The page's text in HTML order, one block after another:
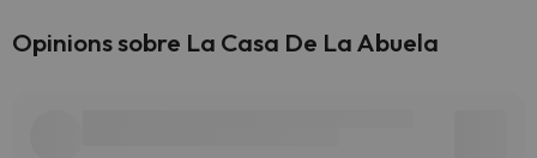
Opinions sobre La Casa De La Abuela